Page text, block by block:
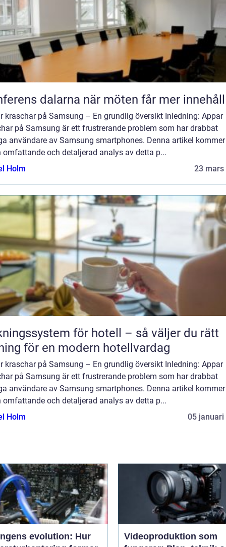
Konferens dalarna när möten får mer innehåll
kraschar på Samsung – En grundlig översikt Inledning: Appar
på Samsung är ett frustrerande problem som har drabbat
användare av Samsung smartphones. Denna artikel
omfattande och detaljerad analys av detta p...
Holm
23 mars
för hotell – så väljer du rätt
för en modern hotellvardag
kraschar på Samsung – En grundlig översikt Inledning: Appar
på Samsung är ett frustrerande problem som har drabbat
användare av Samsung smartphones. Denna artikel
omfattande och detaljerad analys av detta p...
Holm
05 januari
evolution: Hur
Videoproduktion som